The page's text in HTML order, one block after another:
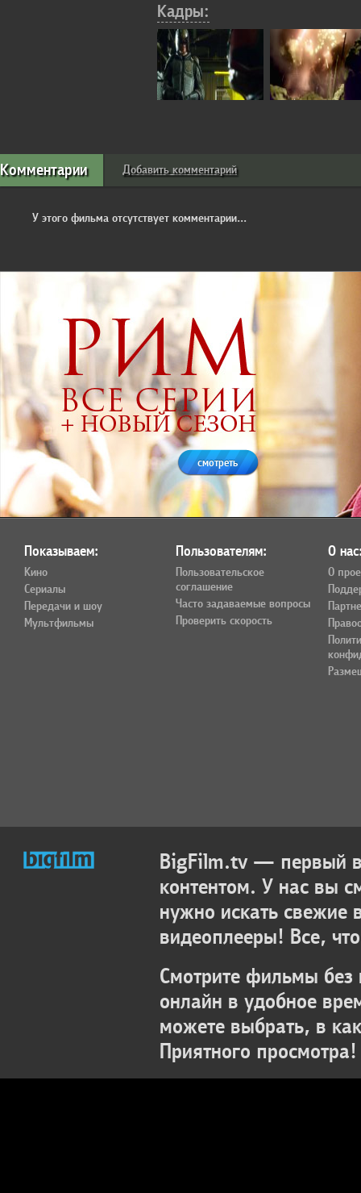
Кадры:
Комментарии Добавить комментарий
У этого фильма отсутствует комментарии...
смотреть
Показываем:
Кино
Сериалы
Передачи и шоу
Мультфильмы
Пользователям:
Пользовательское
соглашение
Часто задаваемые вопросы
Проверить скорость
О
О
BigFilm.tv — первый
контентом. У нас вы
нужно искать свежие
видеоплееры! Все,
Смотрите фильмы без
онлайн в удобное
можете выбрать, в
Приятного просмотра!